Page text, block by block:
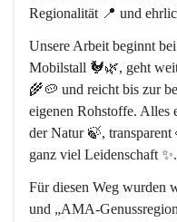
Regionalität 📍 und
Unsere Arbeit beginnt
Mobilstall 🐓🌿, geht
🌾🥔 und reicht bis zur
eigenen Rohstoffe. Alles
der Natur 🍃,
ganz viel Leidenschaft ✨.
Für diesen Weg wurden
und „AMA-